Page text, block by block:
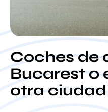
Coches de
Bucarest o
otra